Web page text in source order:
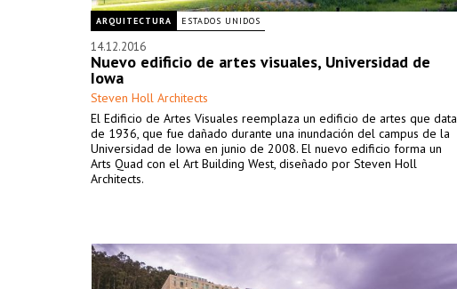
ARQUITECTURA ESTADOS UNIDOS
14.12.2016
Nuevo edificio de artes visuales, Universidad de
Iowa
Steven Holl Architects
El Edificio de Artes Visuales reemplaza un edificio de artes que data
de 1936, que fue dañado durante una inundación del campus de la
Universidad de Iowa en junio de 2008. El nuevo edificio forma un
Arts Quad con el Art Building West, diseñado por Steven Holl
Architects.